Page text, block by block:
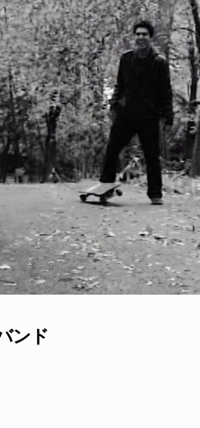
ンド